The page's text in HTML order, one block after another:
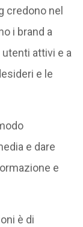
credono nel
i brand a
attivi e a
e le
e dare
e
è di